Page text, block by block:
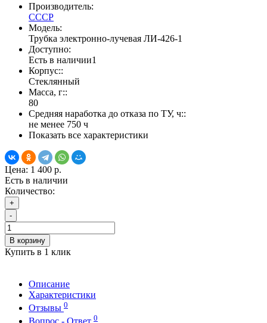
Производитель:
СССР
Модель:
Трубка электронно-лучевая ЛИ-426-1
Доступно:
Есть в наличии1
Корпус::
Стеклянный
Масса, г::
80
Средняя наработка до отказа по ТУ, ч::
не менее 750 ч
Показать все характеристики
Цена: 1 400 р.
Есть в наличии
Количество:
+
-
В корзину
Купить в 1 клик
Описание
Характеристики
Отзывы 0
0